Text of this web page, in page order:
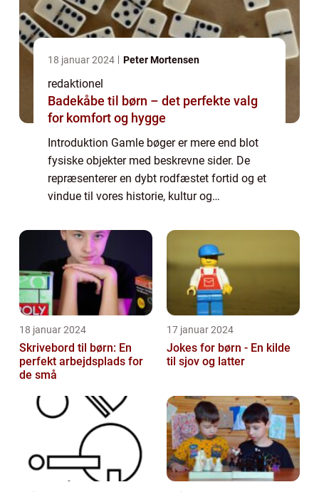
18 januar 2024 Peter Mortensen
redaktionel
Badekåbe til børn – det perfekte valg
for komfort og hygge
Introduktion Gamle bøger er mere end blot
fysiske objekter med beskrevne sider. De
repræsenterer en dybt rodfæstet fortid og et
vindue til vores historie, kultur og
interesserer sig for dette emne, er gamle
bøge...
18 januar 2024
Skrivebord til børn: En
perfekt arbejdsplads for
de små
17 januar 2024
Jokes for børn - En kilde
til sjov og latter